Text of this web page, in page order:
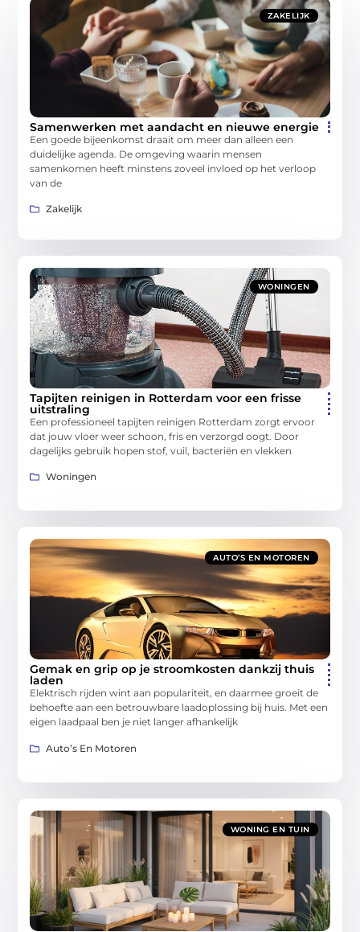
ZAKELIJK
Samenwerken met aandacht en nieuwe energie
Een goede bijeenkomst draait om meer dan alleen een
duidelijke agenda. De omgeving waarin mensen
samenkomen heeft minstens zoveel invloed op het verloop
van de
Zakelijk
WONINGEN
Tapijten reinigen in Rotterdam voor een frisse
uitstraling
Een professioneel tapijten reinigen Rotterdam zorgt ervoor
dat jouw vloer weer schoon, fris en verzorgd oogt. Door
dagelijks gebruik hopen stof, vuil, bacteriën en vlekken
Woningen
AUTO’S EN MOTOREN
Gemak en grip op je stroomkosten dankzij thuis
laden
Elektrisch rijden wint aan populariteit, en daarmee groeit de
behoefte aan een betrouwbare laadoplossing bij huis. Met een
eigen laadpaal ben je niet langer afhankelijk
Auto’s En Motoren
WONING EN TUIN